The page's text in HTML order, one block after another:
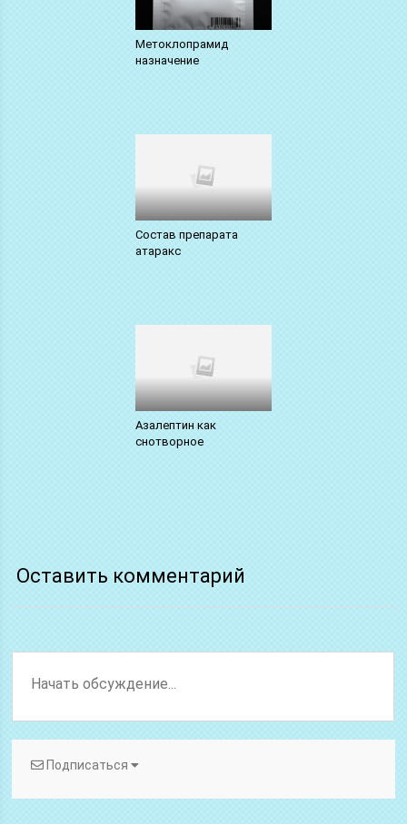
Метоклопрамид
назначение
Состав препарата
атаракс
Азалептин как
снотворное
Оставить комментарий
Подписаться